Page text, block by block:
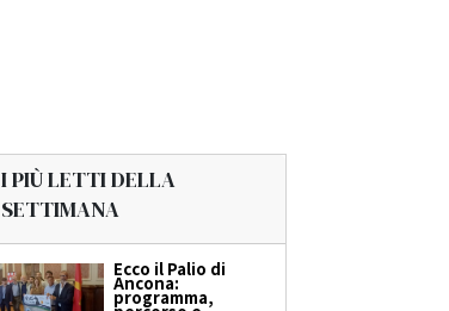
I PIÙ LETTI DELLA
SETTIMANA
Ecco il Palio di
Ancona:
programma,